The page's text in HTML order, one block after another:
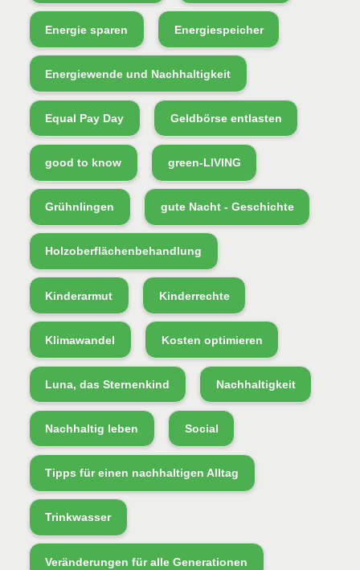
Energie sparen Energiespeicher
Energiewende und Nachhaltigkeit
Equal Pay Day Geldbörse entlasten
good to know green-LIVING
Grühnlingen gute Nacht - Geschichte
Holzoberflächenbehandlung
Kinderarmut Kinderrechte
Klimawandel Kosten optimieren
Luna, das Sternenkind Nachhaltigkeit
Nachhaltig leben Social
Tipps für einen nachhaltigen Alltag
Trinkwasser
Veränderungen für alle Generationen